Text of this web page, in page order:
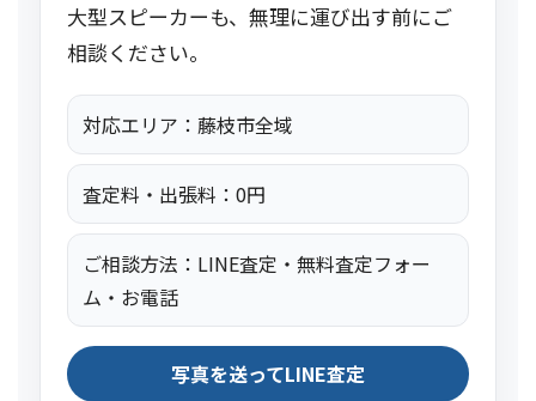
大型スピーカーも、無理に運び出す前にご
相談ください。
対応エリア：藤枝市全域
査定料・出張料：0円
ご相談方法：LINE査定・無料査定フォー
ム・お電話
写真を送ってLINE査定